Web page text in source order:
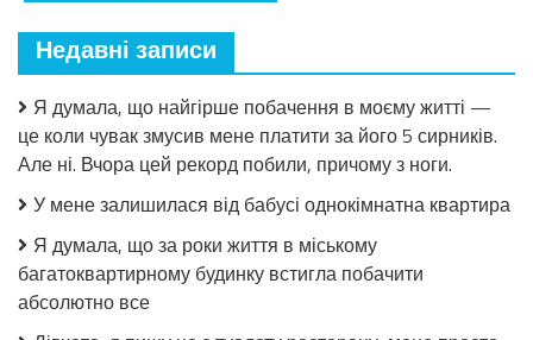
Недавні записи
Я думала, що найгірше побачення в моєму житті —
це коли чувак змусив мене платити за його 5 сирників.
Але ні. Вчора цей рекорд побили, причому з ноги.
У мене залишилася від бабусі однокімнатна квартира
Я думала, що за роки життя в міському
багатоквартирному будинку встигла побачити
абсолютно все